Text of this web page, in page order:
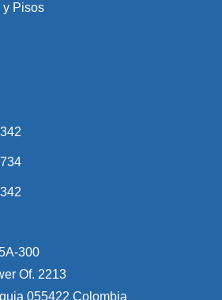
y Pisos
300
Of. 2213
055422 Colombia